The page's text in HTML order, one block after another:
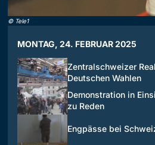
© Tele1
MONTAG, 24. FEBRUAR 2025
Zentralschweizer
Deutschen Wahlen
Demonstration in
zu Reden
Engpässe bei